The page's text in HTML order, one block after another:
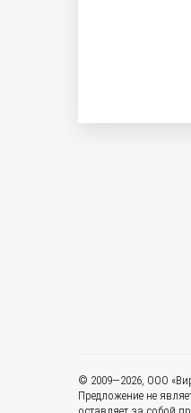
© 2009—2026, ООО
Предложение не